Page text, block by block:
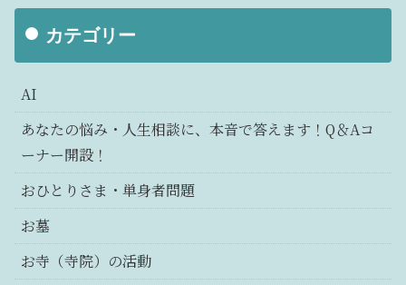
カテゴリー
AI
あなたの悩み・人生相談に、本音で答えます！Q＆Aコ
ーナー開設！
おひとりさま・単身者問題
お墓
お寺（寺院）の活動